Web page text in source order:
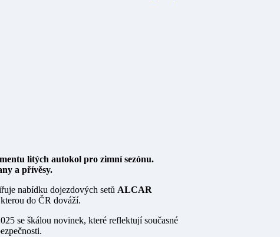
a přívěsy.
nabídku dojezdových setů ALCAR
do ČR dováží.
se škálou novinek, které reflektují současné